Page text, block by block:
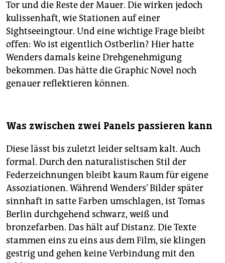
Tor und die Reste der Mauer. Die wirken jedoch
kulissenhaft, wie Stationen auf einer
Sightseeingtour. Und eine wichtige Frage bleibt
offen: Wo ist eigentlich Ostberlin? Hier hatte
Wenders damals keine Drehgenehmigung
bekommen. Das hätte die Graphic Novel noch
genauer reflektieren können.
Was zwischen zwei Panels passieren kann
Diese lässt bis zuletzt leider seltsam kalt. Auch
formal. Durch den naturalistischen Stil der
Federzeichnungen bleibt kaum Raum für eigene
Assoziationen. Während Wenders’ Bilder später
sinnhaft in satte Farben umschlagen, ist Tomas
Berlin durchgehend schwarz, weiß und
bronzefarben. Das hält auf Distanz. Die Texte
stammen eins zu eins aus dem Film, sie klingen
gestrig und gehen keine Verbindung mit den